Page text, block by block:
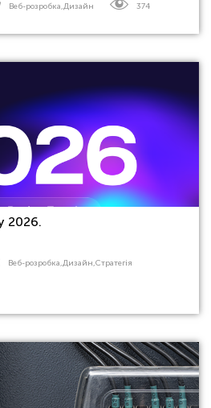
Веб-розробка,Дизайн 374
2026.
Веб-розробка,Дизайн,Стратегія